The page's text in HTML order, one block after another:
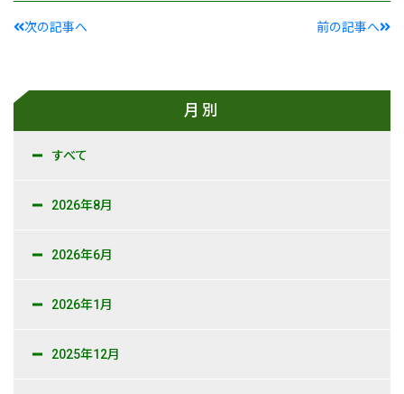
次の記事へ 前の記事へ
月別
すべて
2026年8月
2026年6月
2026年1月
2025年12月